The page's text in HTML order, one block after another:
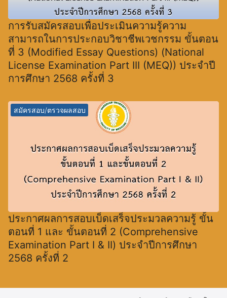
การรับสมัครสอบเพื่อประเมินความรู้ความ
สามารถในการประกอบวิชาชีพเวชกรรม ขั้นตอน
ที่ 3 (Modified Essay Questions) (National
License Examination Part III (MEQ)) ประจำปี
การศึกษา 2568 ครั้งที่ 3
สมัครสอบ/ตรวจผลสอบ
ประกาศผลการสอบเบ็ดเสร็จประมวลความรู้ ขั้น
ตอนที่ 1 และ ขั้นตอนที่ 2 (Comprehensive
Examination Part I & II) ประจำปีการศึกษา
2568 ครั้งที่ 2